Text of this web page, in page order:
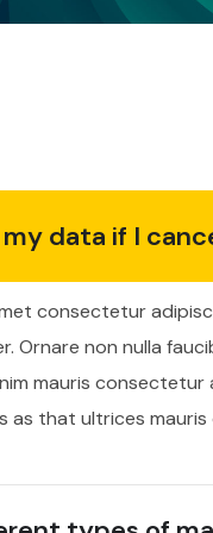
data if I
consectetur
Ornare non nulla
mauris consectetur
as that ultrices